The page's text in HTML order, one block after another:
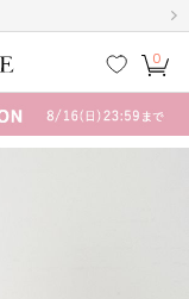
お気
に入
カー
ト
0